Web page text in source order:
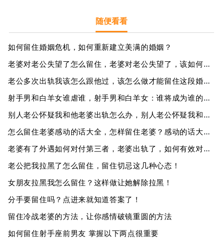
随便看看
如何留住婚姻危机，如何重新建立美满的婚姻？
老婆对老公失望了怎么留住，老婆对老公失望了，该如何留住？
老公多次出轨我该怎么跟他过，该怎么做才能留住这段婚姻？
射手男和白羊女谁虐谁，射手男和白羊女：谁将成为谁的虐恋之王？
别人老公怀疑我和他老婆出轨怎么办，别人老公怀疑我和他老婆出轨，该如何应对？
怎么留住老婆感动的话大全，怎样留住老婆？感动的话大全！
老婆有了外遇如何对付第三者，老婆出轨了，如何有效对付第三者？
老公把我拉黑了怎么留住，留住切忌这几种心态！
女朋友拉黑我怎么留住？这样做让她解除拉黑！
分手要留住吗？点进来就知道答案了！
留住冷战老婆的方法，让你感情破镜重圆的方法
如何留住射手座前男友 掌握以下两点很重要